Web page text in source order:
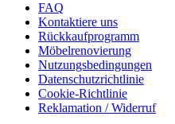
FAQ
Kontaktiere uns
Rückkaufprogramm
Möbelrenovierung
Nutzungsbedingungen
Datenschutzrichtlinie
Cookie-Richtlinie
Reklamation / Widerruf